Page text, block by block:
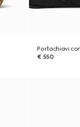
Portachiavi
€ 550